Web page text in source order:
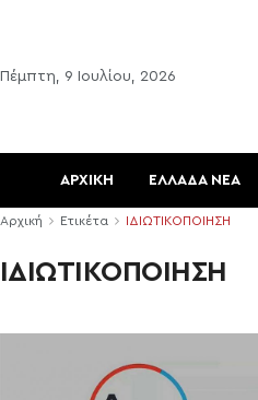
Πέμπτη, 9 Ιουλίου, 2026
ΑΡΧΙΚΗ ΕΛΛΑΔΑ ΝΕΑ
Αρχική Ετικέτα ΙΔΙΩΤΙΚΟΠΟΙΗΣΗ
ΙΔΙΩΤΙΚΟΠΟΙΗΣΗ